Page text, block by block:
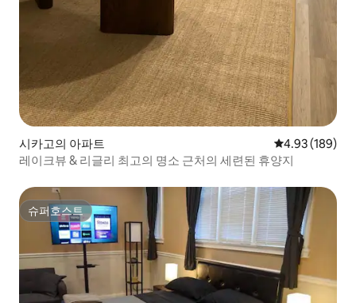
시카고의 아파트 평점 4.93점(5
4.93 (189)
레이크뷰 & 리글리 최고의 명소 근처의 세련된 휴양지
슈퍼호스트
슈퍼호스트